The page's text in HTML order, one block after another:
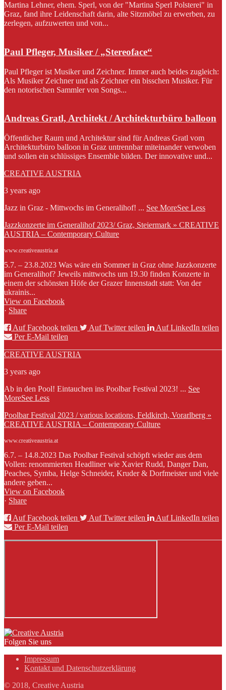
Martina Lehner, ehem. Sperl, von der "Martina Sperl Polsterei" in
Graz, fand ihre Leidenschaft darin, alte Sitzmöbel zu erwerben, zu
zerlegen, aufzuwerten und von...
Paul Pfleger, Musiker / „Stereoface“
Paul Pfleger ist Musiker und Zeichner. Immer auch beides zugleich:
Als Musiker Zeichner und als Zeichner ein bisschen Musiker. Für
den notorischen Sammler von Songs...
Andreas Gratl, Architekt / Architekturbüro balloon
Öffentlicher Raum und Architektur sind für Andreas Gratl vom
Architekturbüro balloon in Graz untrennbar miteinander verwoben
und sollen ein schlüssiges Ensemble bilden. Der innovative und...
CREATIVE AUSTRIA
3 years ago
Jazz in Graz - Mittwochs im Generalihof! ... See MoreSee Less
Jazzkonzerte im Generalihof 2023/ Graz, Steiermark » CREATIVE
AUSTRIA – Contemporary Culture
www.creativeaustria.at
5.7. – 23.8.2023 Was wäre ein Sommer in Graz ohne Jazzkonzerte
im Generalihof? Jeweils mittwochs um 19.30 finden Konzerte in
einem der schönsten Höfe der Grazer Innenstadt statt: Von der
ukrainis...
View on Facebook
· Share
Auf Facebook teilen
Auf Twitter teilen
Auf LinkedIn teilen
Per E-Mail teilen
CREATIVE AUSTRIA
3 years ago
Ab in den Pool! Eintauchen ins Poolbar Festival 2023! ... See
MoreSee Less
Poolbar Festival 2023 / various locations, Feldkirch, Vorarlberg »
CREATIVE AUSTRIA – Contemporary Culture
www.creativeaustria.at
6.7. – 14.8.2023 Das Poolbar Festival schöpft wieder aus dem
Vollen: renommierten Headliner wie Xavier Rudd, Danger Dan,
Peaches, Symba, Helge Schneider, Kruder & Dorfmeister und viele
andere geben...
View on Facebook
· Share
Auf Facebook teilen
Auf Twitter teilen
Auf LinkedIn teilen
Per E-Mail teilen
Folgen Sie uns
Impressum
Kontakt und Datenschutzerklärung
© 2018, Creative Austria